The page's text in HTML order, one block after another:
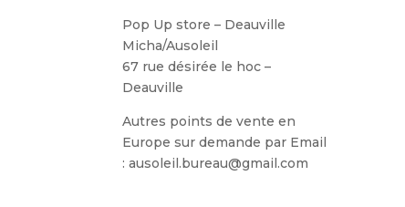
Pop Up store – Deauville
Micha/Ausoleil
67 rue désirée le hoc –
Deauville
Autres points de vente en
Europe sur demande par Email
: ausoleil.bureau@gmail.com